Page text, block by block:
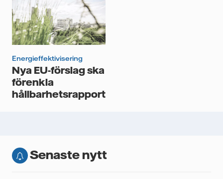
Energieffektivisering
Nya EU-förslag ska
förenkla
hållbarhetsrapporteringen
Senaste nytt